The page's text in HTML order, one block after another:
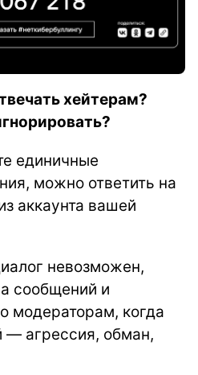
хейтерам?
единичные
можно ответить на
аккаунта вашей
невозможен,
сообщений и
модераторам, когда
— агрессия, обман,